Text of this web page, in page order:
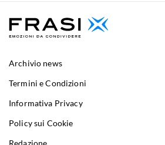
Archivio news
Termini e Condizioni
Informativa Privacy
Policy sui Cookie
Redazione